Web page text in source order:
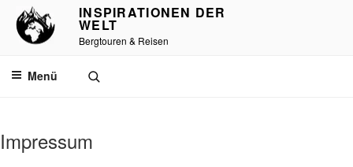
Zum
Inhalt
springen
INSPIRATIONEN DER
WELT
Bergtouren & Reisen
Menü
Impressum